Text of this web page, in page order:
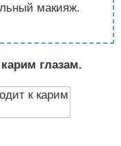
макияж.
глазам.